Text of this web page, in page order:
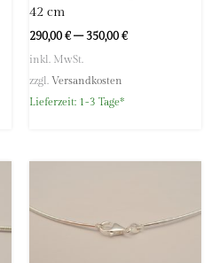
42 cm
290,00€–350,00€
inkl. MwSt.
zzgl. Versandkosten
Lieferzeit: 1-3 Tage*